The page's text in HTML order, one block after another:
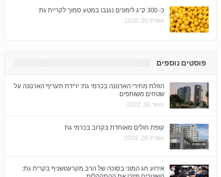
כ- 300 ק"ג לימונים נגנבו במטע סמוך לקריית גת
אפריל 20, 2020
פוסטים נוספים
הוזלת מחירי הארנונה בכרמי גת: ירידת תעריף הארנונה על
שטחים משותפים
ינואר 30, 2022
קופת חולים מאוחדת בקרוב בכרמי גת
אפריל 26, 2019
אירוע חג המוני בסוכה של הרב מקרעטשניף בקרית גת: